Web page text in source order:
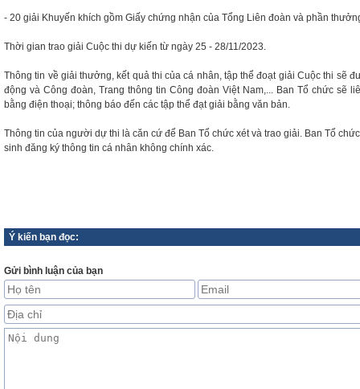
- 20 giải Khuyến khích gồm Giấy chứng nhận của Tổng Liên đoàn và phần
Thời gian trao giải Cuộc thi dự kiến từ ngày 25 - 28/11/2023.
Thông tin về giải thưởng, kết quả thi của cá nhân, tập thể đoạt giải Cuộc thi sẽ
động và Công đoàn, Trang thông tin Công đoàn Việt Nam,... Ban Tổ chức sẽ
bằng điện thoại; thông báo đến các tập thể đạt giải bằng văn bản.
Thông tin của người dự thi là căn cứ để Ban Tổ chức xét và trao giải. Ban Tổ
sinh đăng ký thông tin cá nhân không chính xác.
Ý kiến bạn đọc:
Gửi bình luận của bạn